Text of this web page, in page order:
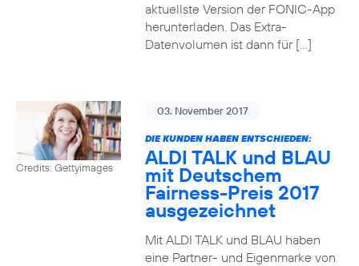
aktuellste Version der FONIC-App
herunterladen. Das Extra-
Datenvolumen ist dann für […]
Credits: Gettyimages
03. November 2017
DIE KUNDEN HABEN ENTSCHIEDEN:
ALDI TALK und BLAU
mit Deutschem
Fairness-Preis 2017
ausgezeichnet
Mit ALDI TALK und BLAU haben
eine Partner- und Eigenmarke von